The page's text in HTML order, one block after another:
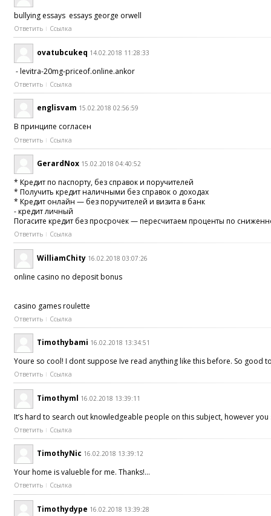
bullying essays essays george orwell
Ответить Ссылка
ovatubcukeq 14.02.2018 11:28:33
- levitra-20mg-priceof.online.ankor
Ответить Ссылка
englisvam 15.02.2018 02:56:59
В принципе согласен
Ответить Ссылка
GerardNox 15.02.2018 04:40:52
* Кредит по паспорту, без справок и поручителей
* Получить кредит наличными без справок о доходах
* Кредит онлайн — без поручителей и визита в банк
- кредит личный
Погасите кредит без просрочек — пересчитаем проценты по
Ответить Ссылка
WilliamChity 16.02.2018 03:07:26
online casino no deposit bonus
casino games roulette
Ответить Ссылка
Timothybami 16.02.2018 13:34:51
Youre so cool! I dont suppose Ive read anything like this before. So
Ответить Ссылка
Timothyml 16.02.2018 13:39:11
It’s hard to search out knowledgeable people on this subject, however
Ответить Ссылка
TimothyNic 16.02.2018 13:39:12
Your home is valueble for me. Thanks!…
Ответить Ссылка
Timothydype 16.02.2018 13:39:28